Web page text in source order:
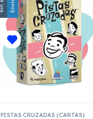
PISTAS CRUZADAS (CARTAS)